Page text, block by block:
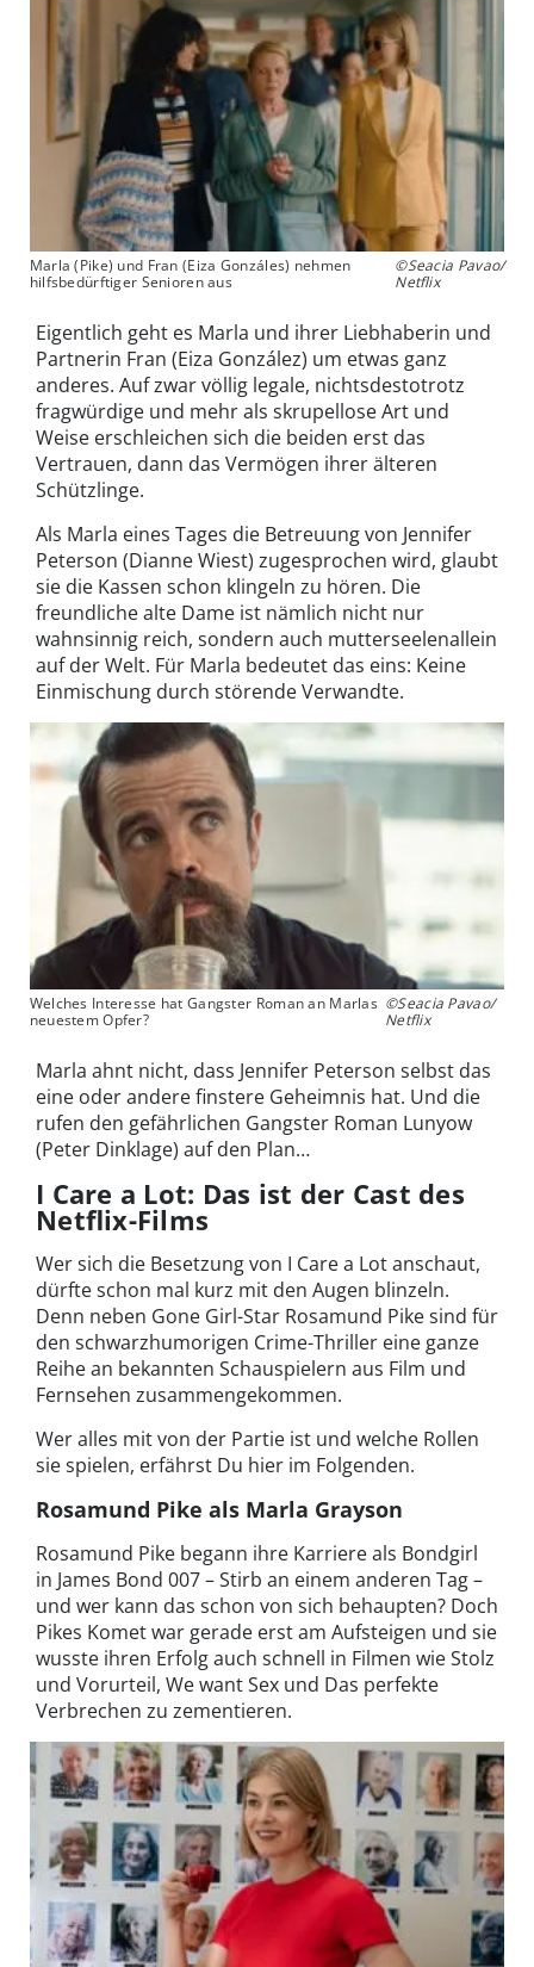
Marla (Pike) und Fran (Eiza Gonzáles) nehmen
hilfsbedürftiger Senioren aus
©Seacia Pavao/
Netflix
Eigentlich geht es Marla und ihrer Liebhaberin und
Partnerin Fran (Eiza González) um etwas ganz
anderes. Auf zwar völlig legale, nichtsdestotrotz
fragwürdige und mehr als skrupellose Art und
Weise erschleichen sich die beiden erst das
Vertrauen, dann das Vermögen ihrer älteren
Schützlinge.
Als Marla eines Tages die Betreuung von Jennifer
Peterson (Dianne Wiest) zugesprochen wird, glaubt
sie die Kassen schon klingeln zu hören. Die
freundliche alte Dame ist nämlich nicht nur
wahnsinnig reich, sondern auch mutterseelenallein
auf der Welt. Für Marla bedeutet das eins: Keine
Einmischung durch störende Verwandte.
Welches Interesse hat Gangster Roman an Marlas
neuestem Opfer?
©Seacia Pavao/
Netflix
Marla ahnt nicht, dass Jennifer Peterson selbst das
eine oder andere finstere Geheimnis hat. Und die
rufen den gefährlichen Gangster Roman Lunyow
(Peter Dinklage) auf den Plan…
I Care a Lot: Das ist der Cast des
Netflix-Films
Wer sich die Besetzung von I Care a Lot anschaut,
dürfte schon mal kurz mit den Augen blinzeln.
Denn neben Gone Girl-Star Rosamund Pike sind für
den schwarzhumorigen Crime-Thriller eine ganze
Reihe an bekannten Schauspielern aus Film und
Fernsehen zusammengekommen.
Wer alles mit von der Partie ist und welche Rollen
sie spielen, erfährst Du hier im Folgenden.
Rosamund Pike als Marla Grayson
Rosamund Pike begann ihre Karriere als Bondgirl
in James Bond 007 – Stirb an einem anderen Tag –
und wer kann das schon von sich behaupten? Doch
Pikes Komet war gerade erst am Aufsteigen und sie
wusste ihren Erfolg auch schnell in Filmen wie Stolz
und Vorurteil, We want Sex und Das perfekte
Verbrechen zu zementieren.